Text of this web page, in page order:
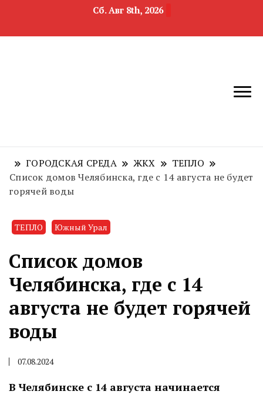
Сб. Авг 8th, 2026
область
недвижимости
ГОРОДСКАЯ СРЕДА ЖКХ
ТЕПЛО
Список домов Челябинска, где с 14 августа не будет
горячей воды
ТЕПЛО Южный Урал
Список домов
Челябинска, где с 14
августа не будет горячей
воды
07.08.2024
В Челябинске с 14 августа начинается